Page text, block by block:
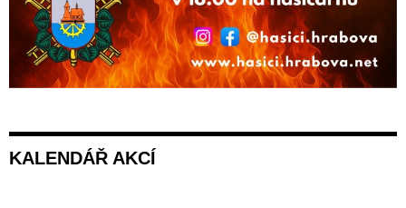
KALENDÁŘ AKCÍ